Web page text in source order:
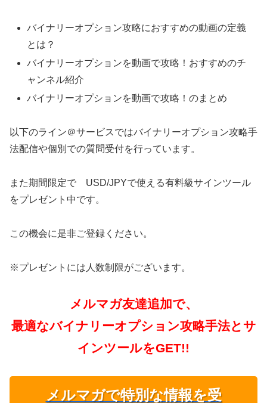
バイナリーオプション攻略におすすめの動画の定義
とは？
バイナリーオプションを動画で攻略！おすすめのチ
ャンネル紹介
バイナリーオプションを動画で攻略！のまとめ
以下のライン＠サービスではバイナリーオプション攻略手
法配信や個別での質問受付を行っています。
また期間限定で USD/JPYで使える有料級サインツール
をプレゼント中です。
この機会に是非ご登録ください。
※プレゼントには人数制限がございます。
メルマガ友達追加で、
最適なバイナリーオプション攻略手法とサ
インツールをGET!!
メルマガで特別な情報を受